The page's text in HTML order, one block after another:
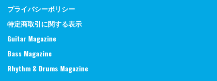
プライバシーポリシー
特定商取引に関する表示
Guitar Magazine
Bass Magazine
Rhythm & Drums Magazine